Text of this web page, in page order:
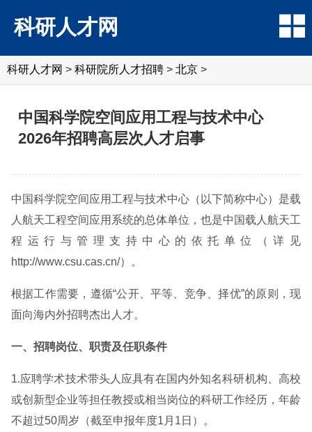
科研人才网
科研人才网 > 科研院所人才招聘 > 北京 >
中国科学院空间应用工程与技术中心
2026年招聘高层次人才启事
中国科学院空间应用工程与技术中心（以下简称中心）是载
人航天工程空间应用系统的总体单位，也是中国载人航天工
程运行与管理支持中心的依托单位（详见
http://www.csu.cas.cn/）。
根据工作需要，遵循“公开、平等、竞争、择优”的原则，现
面向海内外招聘杰出人才。
一、招聘岗位、职责及任职条件
1.应聘学术技术带头人应具有在国内外知名科研机构、高校
或创新型企业等担任教授或相当岗位的科研工作经历，年龄
不超过50周岁（截至申报年度1月1日）。